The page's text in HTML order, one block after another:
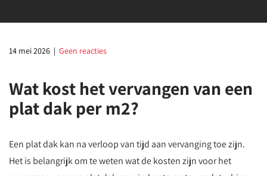
14 mei 2026 | Geen reacties
Wat kost het vervangen van een
plat dak per m2?
Een plat dak kan na verloop van tijd aan vervanging toe zijn.
Het is belangrijk om te weten wat de kosten zijn voor het